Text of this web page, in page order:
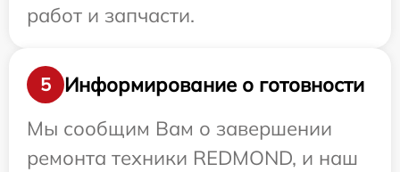
работ и запчасти.
5
Информирование о готовности
Мы сообщим Вам о завершении
ремонта техники REDMOND, и наш